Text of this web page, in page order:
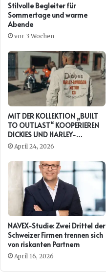
Stilvolle Begleiter für
Sommertage und warme
Abende
vor 3 Wochen
MIT DER KOLLEKTION „BUILT
TO OUTLAST“ KOOPERIEREN
DICKIES UND HARLEY-
DAVIDSON ERNEUT
April 24, 2026
NAVEX-Studie: Zwei Drittel der
Schweizer Firmen trennen sich
von riskanten Partnern
April 16, 2026